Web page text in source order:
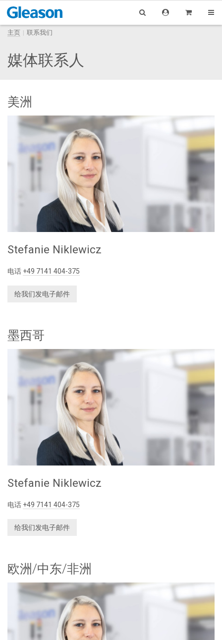
主页 联系我们
媒体联系人
美洲
Stefanie Niklewicz
电话 +49 7141 404-375
给我们发电子邮件
墨西哥
Stefanie Niklewicz
电话 +49 7141 404-375
给我们发电子邮件
欧洲/中东/非洲